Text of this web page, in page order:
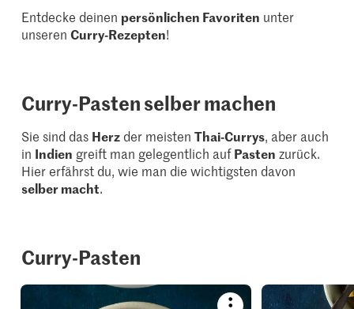
Entdecke deinen persönlichen Favoriten unter
unserenCurry-Rezepten!
Curry-Pasten selber machen
Sie sind das Herz der meistenThai-Currys, aber auch
in Indien greift man gelegentlich aufPasten zurück.
Hier erfährst du, wie man die wichtigsten davon
selber macht.
Curry-Pasten